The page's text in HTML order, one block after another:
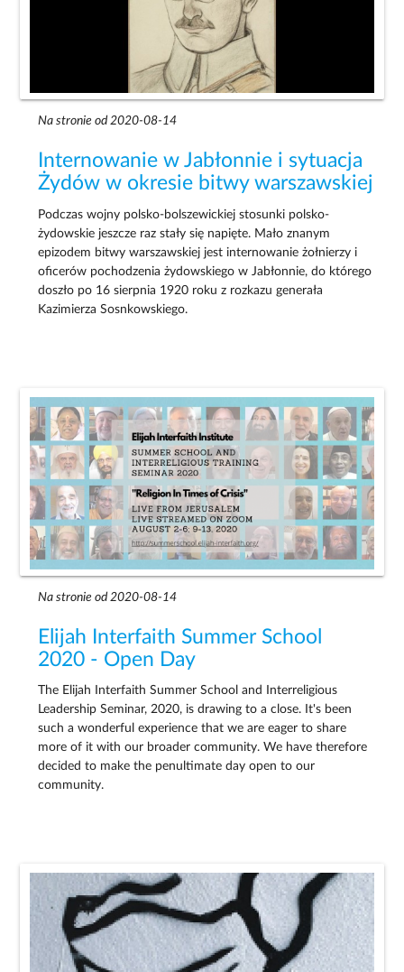
Na stronie od 2020-08-14
Internowanie w Jabłonnie i sytuacja
Żydów w okresie bitwy warszawskiej
Podczas wojny polsko-bolszewickiej stosunki polsko-
żydowskie jeszcze raz stały się napięte. Mało znanym
epizodem bitwy warszawskiej jest internowanie żołnierzy i
oficerów pochodzenia żydowskiego w Jabłonnie, do którego
doszło po 16 sierpnia 1920 roku z rozkazu generała
Kazimierza Sosnkowskiego.
Na stronie od 2020-08-14
Elijah Interfaith Summer School
2020 - Open Day
The Elijah Interfaith Summer School and Interreligious
Leadership Seminar, 2020, is drawing to a close. It's been
such a wonderful experience that we are eager to share
more of it with our broader community. We have therefore
decided to make the penultimate day open to our
community.